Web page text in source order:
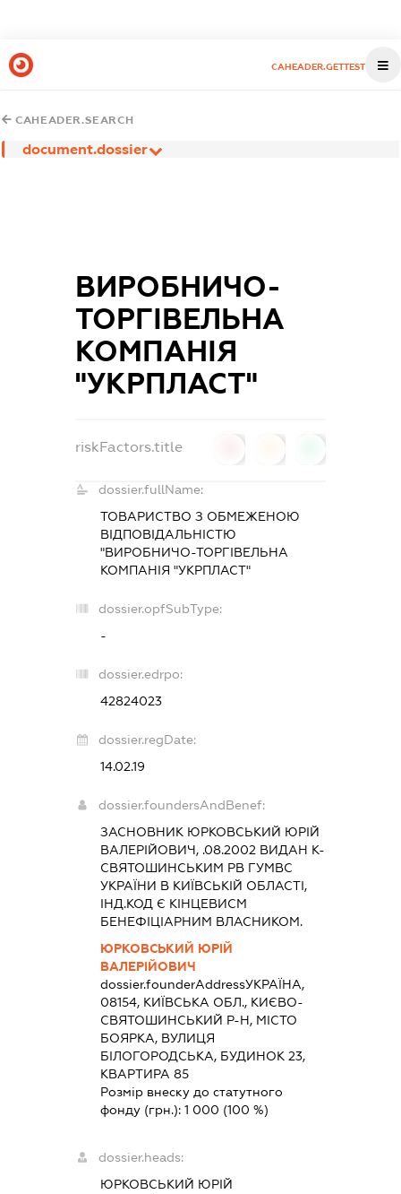
CAHEADER.GETTEST
CAHEADER.SEARCH
document.dossier
ВИРОБНИЧО-
ТОРГІВЕЛЬНА
КОМПАНІЯ
"УКРПЛАСТ"
riskFactors.title
dossier.fullName:
ТОВАРИСТВО З ОБМЕЖЕНОЮ
ВІДПОВІДАЛЬНІСТЮ
"ВИРОБНИЧО-ТОРГІВЕЛЬНА
КОМПАНІЯ "УКРПЛАСТ"
dossier.opfSubType:
-
dossier.edrpo:
42824023
dossier.regDate:
14.02.19
dossier.foundersAndBenef:
ЗАСНОВНИК ЮРКОВСЬКИЙ ЮРІЙ
ВАЛЕРІЙОВИЧ, .08.2002 ВИДАН К-
СВЯТОШИНСЬКИМ РВ ГУМВС
УКРАЇНИ В КИЇВСЬКІЙ ОБЛАСТІ,
ІНД.КОД Є КІНЦЕВИСМ
БЕНЕФІЦІАРНИМ ВЛАСНИКОМ.
ЮРКОВСЬКИЙ ЮРІЙ
ВАЛЕРІЙОВИЧ
dossier.founderAddressУКРАЇНА,
08154, КИЇВСЬКА ОБЛ., КИЄВО-
СВЯТОШИНСЬКИЙ Р-Н, МІСТО
БОЯРКА, ВУЛИЦЯ
БІЛОГОРОДСЬКА, БУДИНОК 23,
КВАРТИРА 85
Розмір внеску до статутного
фонду (грн.):1 000 (100 %)
dossier.heads:
ЮРКОВСЬКИЙ ЮРІЙ